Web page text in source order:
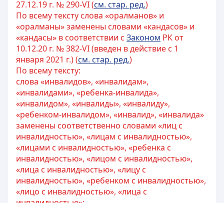
27.12.19 г. № 290-VI (см. стар. ред.)
По всему тексту слова «оралманов» и
«оралманы» заменены словами «кандасов» и
«кандасы» в соответствии с Законом РК от
10.12.20 г. № 382-VI (введен в действие с 1
января 2021 г.) (см. стар. ред.)
По всему тексту:
слова «инвалидов», «инвалидам»,
«инвалидами», «ребенка-инвалида»,
«инвалидом», «инвалиды», «инвалиду»,
«ребенком-инвалидом», «инвалид», «инвалида»
заменены соответственно словами «лиц с
инвалидностью», «лицам с инвалидностью»,
«лицами с инвалидностью», «ребенка с
инвалидностью», «лицом с инвалидностью»,
«лица с инвалидностью», «лицу с
инвалидностью», «ребенком с инвалидностью»,
«лицо с инвалидностью», «лица с